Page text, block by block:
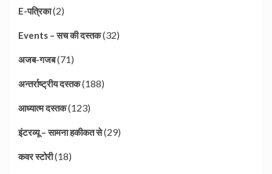
E-पत्रिका(2)
Events – सच की दस्तक(32)
अजब-गजब(71)
अन्तर्राष्ट्रीय दस्तक(188)
आध्यात्म दस्तक(123)
इंटरव्यू – सामना हकीकत से(29)
कवर स्टोरी(18)